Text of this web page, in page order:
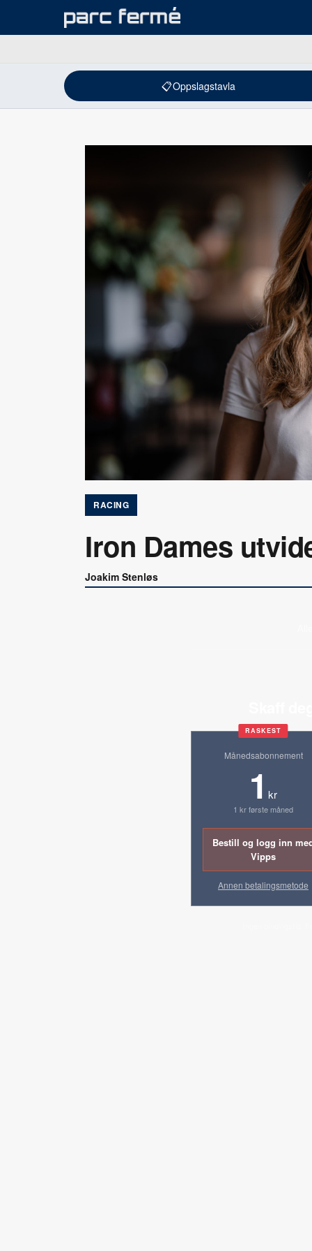
📋Oppslagstavla
RACING
Iron Dames
Joakim Stenløs
RASKEST
Månedsabonnement
1 kr
1 kr første måned
Bestill og logg inn
Vipps
Annen betalingsmetode